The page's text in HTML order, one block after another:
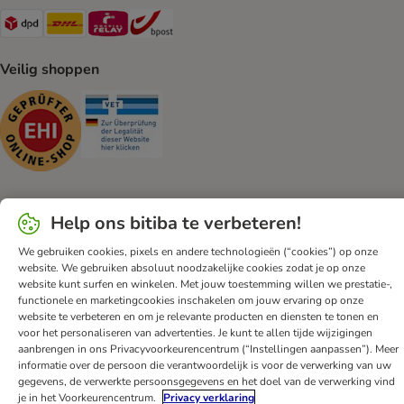
Dpd Shipping Method
DHL Shipping Method
Mondial Relay Shipping Method
Veilig shoppen
Security
Klantenservice Algemene voorwaarden DSA
Herroepingsformulier
Privacyverklaring
Opt-out
Nieuwsbrief
Verzendkosten & levertijd
Betalingmethodes
Afval & Milieuvoorzieningen
Spaarprogramma
App
Voordelen
Toegankelijkheidsverklaring
bitiba GmbH 2026
Help ons bitiba te verbeteren!
We gebruiken cookies, pixels en andere technologieën (“cookies”) op onze
website. We gebruiken absoluut noodzakelijke cookies zodat je op onze
website kunt surfen en winkelen. Met jouw toestemming willen we prestatie-,
functionele en marketingcookies inschakelen om jouw ervaring op onze
website te verbeteren en om je relevante producten en diensten te tonen en
voor het personaliseren van advertenties. Je kunt te allen tijde wijzigingen
aanbrengen in ons Privacyvoorkeurencentrum (“Instellingen aanpassen”). Meer
informatie over de persoon die verantwoordelijk is voor de verwerking van uw
gegevens, de verwerkte persoonsgegevens en het doel van de verwerking vind
je in het Voorkeurencentrum.
Privacy verklaring